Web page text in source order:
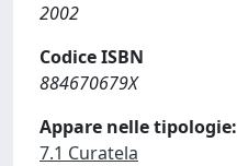
2002
Codice ISBN
884670679X
Appare nelle tipologie:
7.1 Curatela